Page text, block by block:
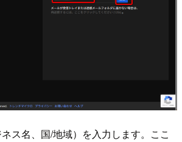
ス名、国/地域）を入力します。ここ